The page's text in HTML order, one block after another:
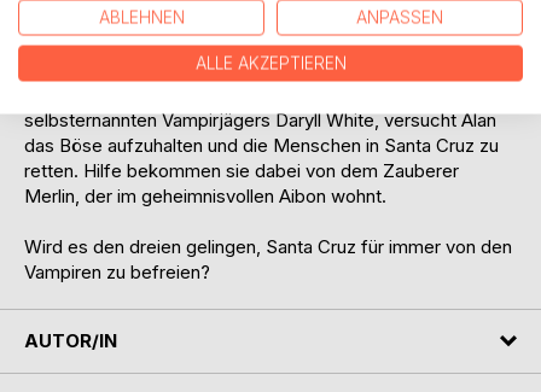
Phantasien wahr werden können. Was er dort erlebt, stellt
sein gesamtes Leben auf den Kopf, denn der kleine
Küstenort wird von einer unheimlichen Präsenz
selbsternannten Vampirjägers Daryll White, versucht Alan
das Böse aufzuhalten und die Menschen in Santa Cruz zu
retten. Hilfe bekommen sie dabei von dem Zauberer
Merlin, der im geheimnisvollen Aibon wohnt.
Wird es den dreien gelingen, Santa Cruz für immer von den
Vampiren zu befreien?
AUTOR/IN
ABLEHNEN ANPASSEN
ALLE AKZEPTIEREN